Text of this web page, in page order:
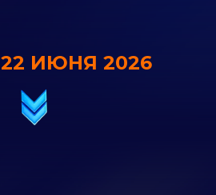
22 ИЮНЯ 2026